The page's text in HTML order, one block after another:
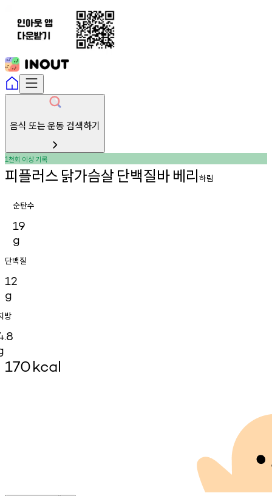
음식 또는 운동 검색하기
1천회 이상기록
피플러스 닭가슴살 단백질바베리하림
순탄수
19
g
단백질
12
g
방
170kcal